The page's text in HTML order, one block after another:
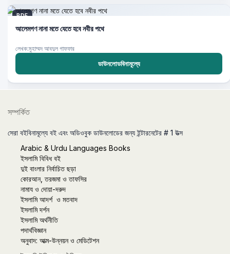
PDF
আলেমগণ নানা মতে যেতে হবে নবীর পথে
লেখক:মুহাম্মদ আবদুল গাফফার
ডাউনলোডবিনামূল্যে
সম্পর্কিত
সেরা বইবিনামূল্যে বই এবং অডিওবুক ডাউনলোডের জন্য ইন্টারনেটের # 1 উত্স
Arabic & Urdu Languages Books
ইসলামি বিবিধ বই
দুই বাংলার নির্বাচিত ছড়া
কোরআন, তরজমা ও তাফসির
নামায ও দোয়া-দরুদ
ইসলামি আদর্শ ও মতবাদ
ইসলামি দর্শন
ইসলামি অর্থনীতি
পদার্থবিজ্ঞান
অনুবাদ: আত্ম-উন্নয়ন ও মেডিটেশন